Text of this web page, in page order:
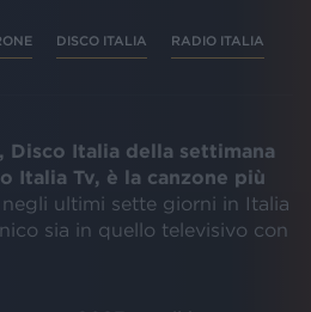
DISCO ITALIA RADIO ITALIA
Disco Italia della settimana
Italia Tv, è la canzone più
ultimi sette giorni in Italia
sia in quello televisivo con